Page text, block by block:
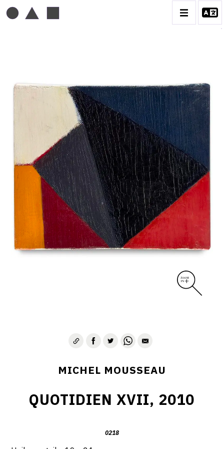
MICHEL MOUSSEAU
BIOGRAPHIE
CATALOGUE DES OEUVRES
DESSIN
PEINTURE
CONTACT
MICHEL MOUSSEAU
QUOTIDIEN XVII, 2010
0218